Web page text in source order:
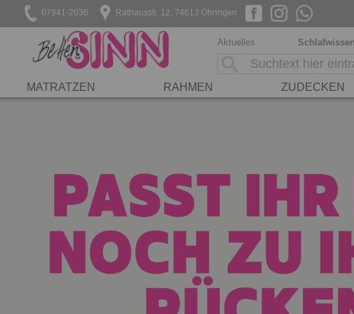
07941-2036 Rathausstr. 12, 74613 Öhringen
Aktuelles Schlafwissen
MATRATZEN RAHMEN ZUDECKEN